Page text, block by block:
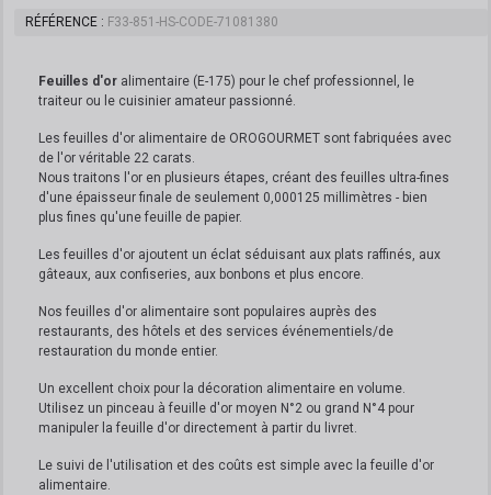
RÉFÉRENCE F33-851-HS-CODE-71081380
Feuilles d'or alimentaire (E-175) pour le chef professionnel, le
traiteur ou le cuisinier amateur passionné.
Les feuilles d'or alimentaire de OROGOURMET sont fabriquées avec
de l'or véritable 22 carats.
Nous traitons l'or en plusieurs étapes, créant des feuilles ultra-fines
d'une épaisseur finale de seulement 0,000125 millimètres - bien
plus fines qu'une feuille de papier.
Les feuilles d'or ajoutent un éclat séduisant aux plats raffinés, aux
gâteaux, aux confiseries, aux bonbons et plus encore.
Nos feuilles d'or alimentaire sont populaires auprès des
restaurants, des hôtels et des services événementiels/de
restauration du monde entier.
Un excellent choix pour la décoration alimentaire en volume.
Utilisez un pinceau à feuille d'or moyen N°2 ou grand N°4 pour
manipuler la feuille d'or directement à partir du livret.
Le suivi de l'utilisation et des coûts est simple avec la feuille d'or
alimentaire.